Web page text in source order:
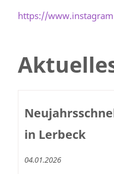
https://
in Lerbeck
04.01.2026